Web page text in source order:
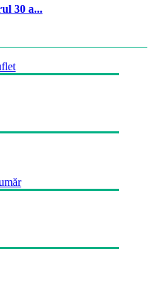
30 a...